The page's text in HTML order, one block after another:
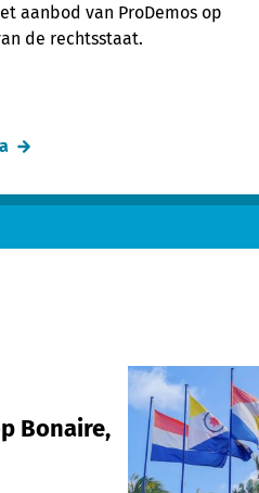
aanbod van ProDemos op
de rechtsstaat.
Bonaire,